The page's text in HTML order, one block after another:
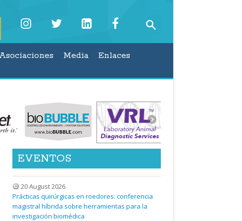
Asociaciones Media
Enlaces
EVENTOS
20 August 2026
Prácticas quirúrgicas en roedores: conferencia
magistral híbrida sobre herramientas para la
investigación biomédica